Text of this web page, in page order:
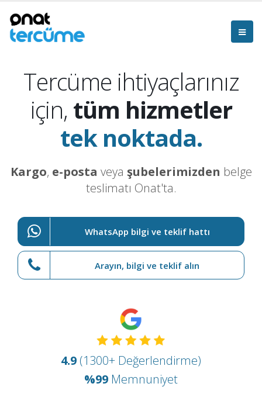
Tercüme ihtiyaçlarınız
için, tüm hizmetler
tek noktada.
Kargo, e-posta veya şubelerimizden belge
teslimatı Onat'ta.
WhatsApp bilgi ve teklif hattı
Arayın, bilgi ve teklif alın
4.9 (1300+ Değerlendirme)
%99 Memnuniyet